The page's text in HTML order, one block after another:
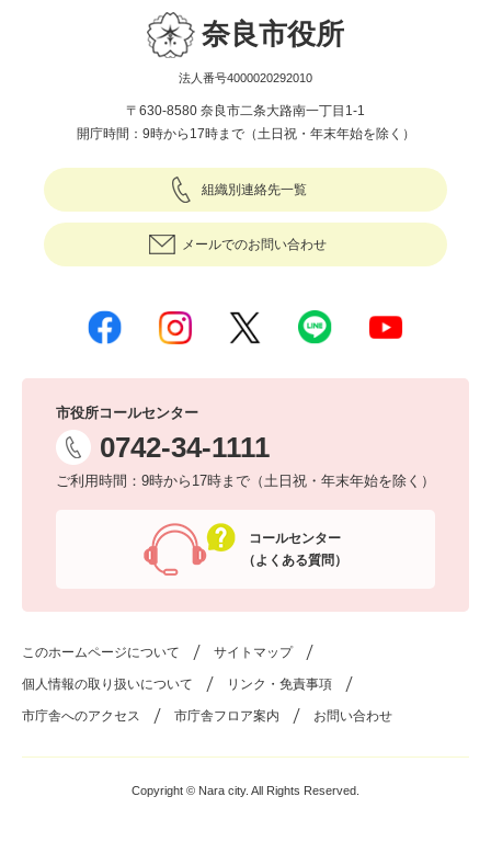
奈良市役所
法人番号4000020292010
〒630-8580 奈良市二条大路南一丁目1-1
開庁時間：9時から17時まで（土日祝・年末年始を除く）
組織別連絡先一覧
メールでのお問い合わせ
市役所コールセンター
0742-34-1111
ご利用時間：9時から17時まで（土日祝・年末年始を除く）
コールセンター
（よくある質問）
このホームページについて サイトマップ
個人情報の取り扱いについて リンク・免責事項
市庁舎へのアクセス 市庁舎フロア案内 お問い合わせ
Copyright © Nara city. All Rights Reserved.